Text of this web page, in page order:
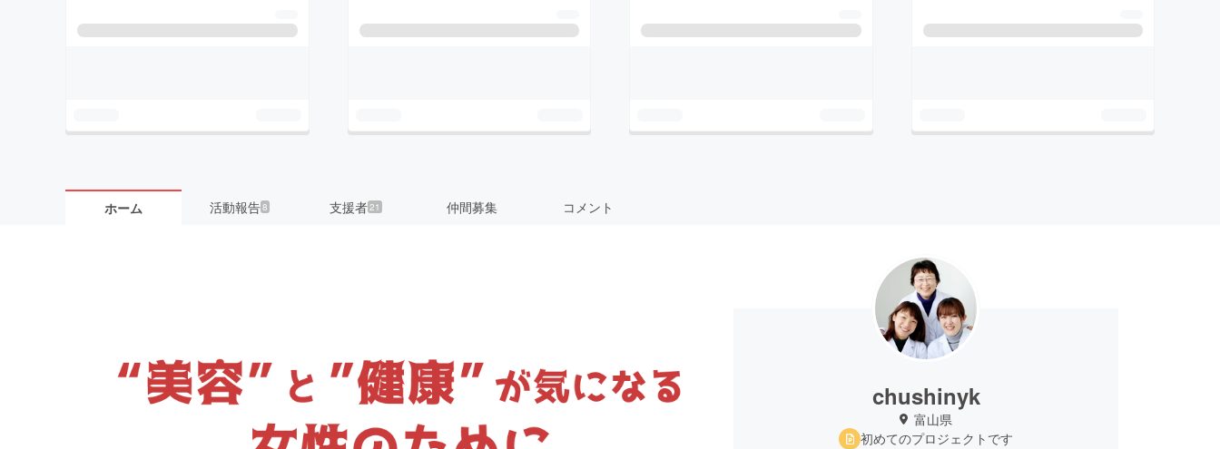
ホーム 活動報告8 支援者21 仲間募集 コメント
chushinyk
富山県
初めてのプロジェクトです